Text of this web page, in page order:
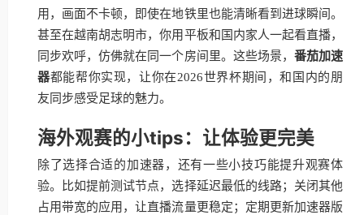
用，画面不卡顿，即使在地铁里也能清晰看到进球瞬间。
甚至在越南胡志明市，你用平板和国内家人一起看直播，
同步欢呼，仿佛就在同一个房间里。这些场景， 番茄加速
器都能帮你实现，让你在2026世界杯期间，和国内的朋
友同步感受足球的魅力。
海外观赛的小tips：让体验更完美
除了选择合适的加速器，还有一些小技巧能提升观赛体
验。比如提前测试节点，选择延迟最低的线路；关闭其他
占用带宽的应用，让直播流量更稳定；定期更新加速器版